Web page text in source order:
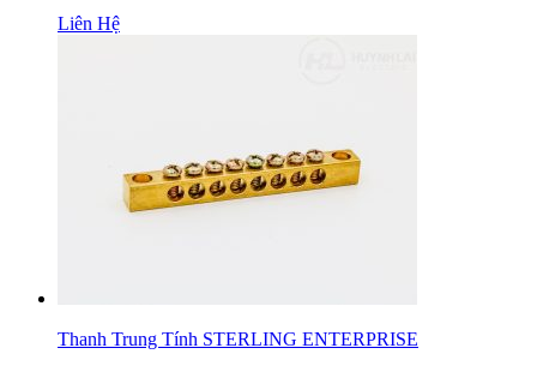
Liên Hệ
Thanh Trung Tính STERLING ENTERPRISE